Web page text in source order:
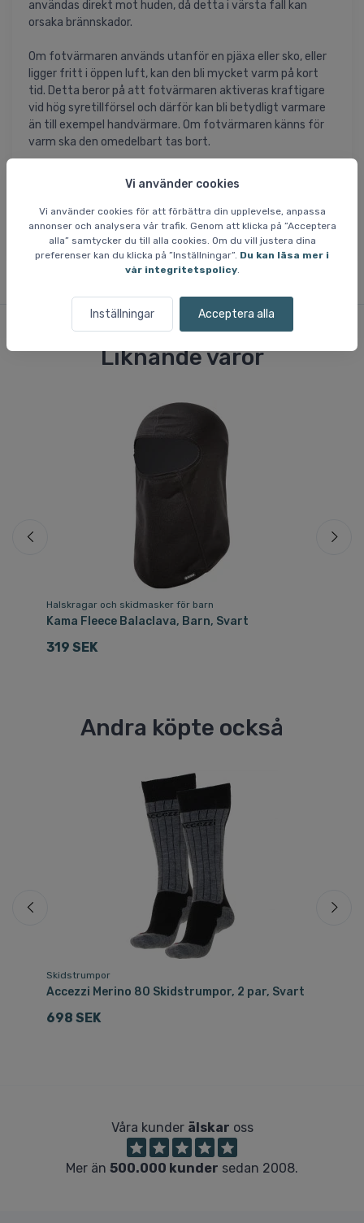
Vi använder cookies
Vi använder cookies för att förbättra din upplevelse, anpassa
annonser och analysera vår trafik. Genom att klicka på ”Acceptera
alla” samtycker du till alla cookies. Om du vill justera dina
preferenser kan du klicka på ”Inställningar”. Du kan läsa mer i
vår integritetspolicy.
Inställningar Acceptera alla
användas direkt mot huden, då detta i värsta fall kan
orsaka brännskador.
Om fotvärmaren används utanför en pjäxa eller sko, eller
ligger fritt i öppen luft, kan den bli mycket varm på kort
tid. Detta beror på att fotvärmaren aktiveras kraftigare
vid hög syretillförsel och därför kan bli betydligt varmare
än till exempel handvärmare. Om fotvärmaren känns för
varm ska den omedelbart tas bort.
Var särskilt uppmärksam om produkten används av barn.
anvisningarna på förpackningen innan fotvärmaren tas i
bruk.
Liknande varor
Halskragar och skidmasker för barn
Kama Fleece Balaclava, Barn, Svart
319 SEK
Andra köpte också
Skidstrumpor
Accezzi Merino 80 Skidstrumpor, 2 par, Svart
698 SEK
Våra kunder älskar oss
Mer än 500.000 kunder sedan 2008.